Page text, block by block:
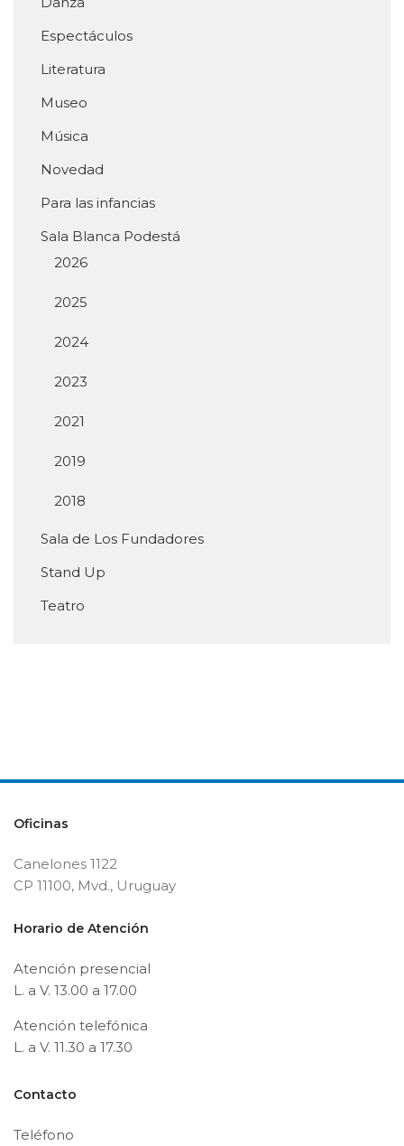
Espectáculos
Literatura
Museo
Música
Novedad
Para las infancias
Sala Blanca Podestá
2026
2025
2024
2023
2021
2019
2018
Sala de Los Fundadores
Stand Up
Teatro
Oficinas
Canelones 1122
CP 11100, Mvd., Uruguay
Horario de Atención
Atención presencial
L. a V. 13.00 a 17.00
Atención telefónica
L. a V. 11.30 a 17.30
Contacto
Teléfono